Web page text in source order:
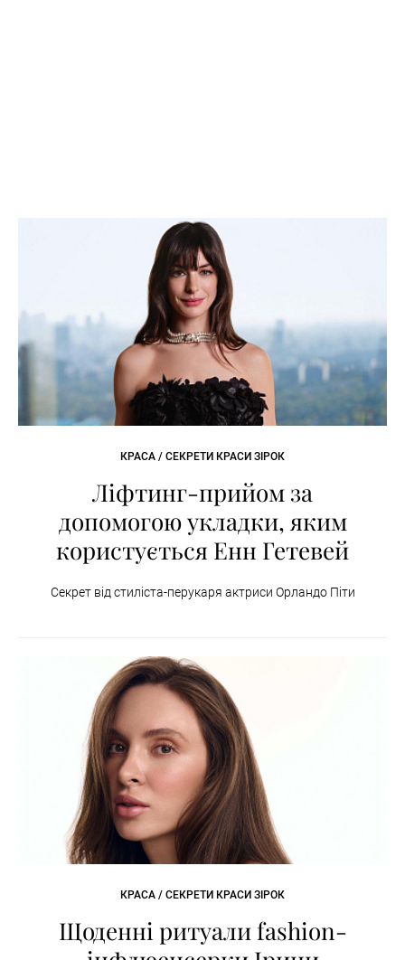
КРАСА / СЕКРЕТИ КРАСИ ЗІРОК
Ліфтинг-прийом за
допомогою укладки, яким
користується Енн Гетевей
Секрет від стиліста-перукаря актриси Орландо Піти
КРАСА / СЕКРЕТИ КРАСИ ЗІРОК
Щоденні ритуали fashion-